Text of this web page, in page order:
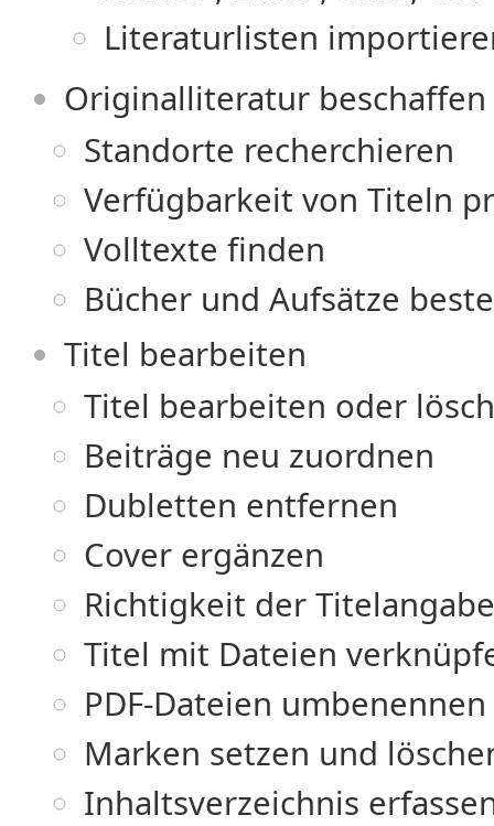
Literaturlisten
Originalliteratur beschaffen
Standorte recherchieren
Verfügbarkeit von Titeln
Volltexte finden
Bücher und Aufsätze
Titel bearbeiten
Titel bearbeiten oder
Beiträge neu zuordnen
Dubletten entfernen
Cover ergänzen
Richtigkeit der
Titel mit Dateien
PDF-Dateien umbenennen
Marken setzen und
Inhaltsverzeichnis